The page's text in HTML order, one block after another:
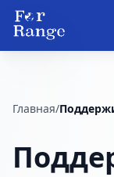
Главная/